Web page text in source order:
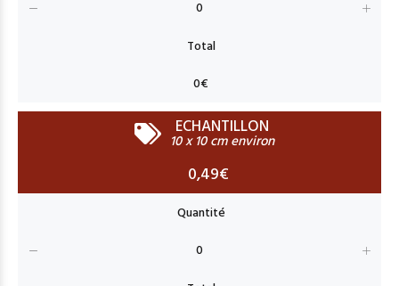
ECHANTILLON
10 x 10 cm environ
0,49€